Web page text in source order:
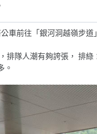
車前往「銀河洞越嶺步道
排隊人潮有夠誇張， 排綠
。